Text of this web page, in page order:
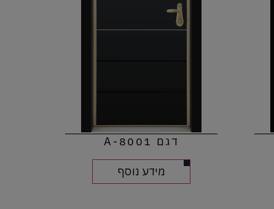
דגם 8001-A
מידע נוסף